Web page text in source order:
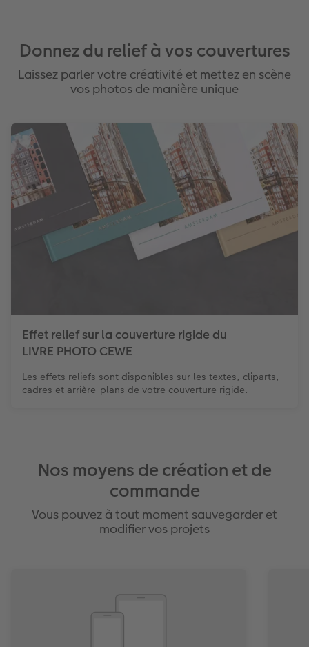
Donnez du relief à vos couvertures
Laissez parler votre créativité et mettez en scène
vos photos de manière unique
Effet relief sur la couverture rigide du
LIVRE PHOTO CEWE
Les effets reliefs sont disponibles sur les textes, cliparts,
cadres et arrière-plans de votre couverture rigide.
Nos moyens de création et de
commande
Vous pouvez à tout moment sauvegarder et
modifier vos projets